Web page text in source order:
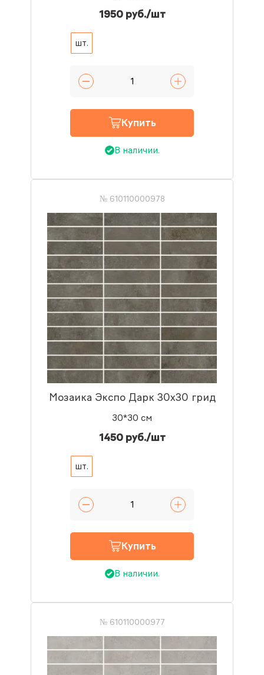
1950 руб./шт
шт.
Купить
В наличии.
№ 610110000978
Мозаика Экспо Дарк 30x30 грид
30*30 см
1450 руб./шт
шт.
Купить
В наличии.
№ 610110000977